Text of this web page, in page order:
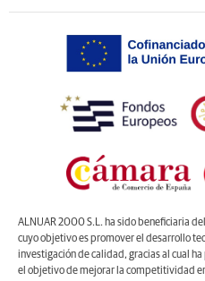
ALNUAR 2000 S.L. ha sido beneficiaria
cuyo objetivo es promover el desarrollo
investigación de calidad, gracias al cual
el objetivo de mejorar la competitividad